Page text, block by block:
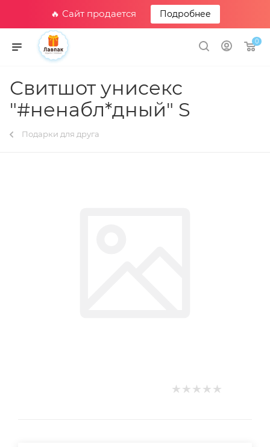
🔥 Сайт продается Подробнее
0
Свитшот унисекс
"#ненабл*дный" S
Подарки для друга